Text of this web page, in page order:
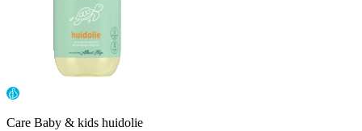
Care Baby & kids huidolie